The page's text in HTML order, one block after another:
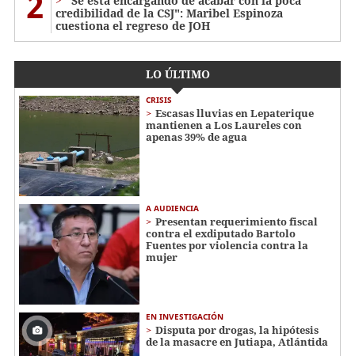
credibilidad de la CSJ": Maribel Espinoza
cuestiona el regreso de JOH
LO ÚLTIMO
CRISIS
Escasas lluvias en Lepaterique
mantienen a Los Laureles con
apenas 39% de agua
A AUDIENCIA
Presentan requerimiento fiscal
contra el exdiputado Bartolo
Fuentes por violencia contra la
mujer
EN INVESTIGACIÓN
Disputa por drogas, la hipótesis
de la masacre en Jutiapa, Atlántida